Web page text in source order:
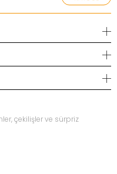
çekilişler ve sürpriz